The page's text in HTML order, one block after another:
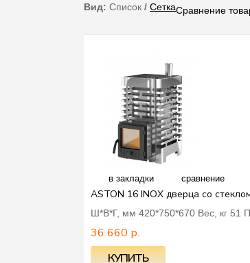
Вид: Список / СеткаСравнение
в закладки сравнение
ASTON 16 INOX дверца со
Ш*В*Г, мм 420*750*670 Вес, кг 51
36 660 р.